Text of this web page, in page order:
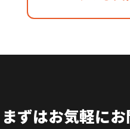
まずはお気軽に